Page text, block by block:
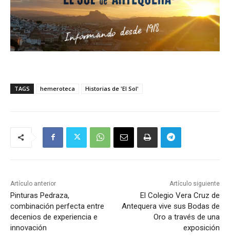
TAGS hemeroteca Historias de 'El Sol'
Artículo anterior
Pinturas Pedraza,
combinación perfecta entre
decenios de experiencia e
innovación
Artículo siguiente
El Colegio Vera Cruz de
Antequera vive sus Bodas de
Oro a través de una
exposición